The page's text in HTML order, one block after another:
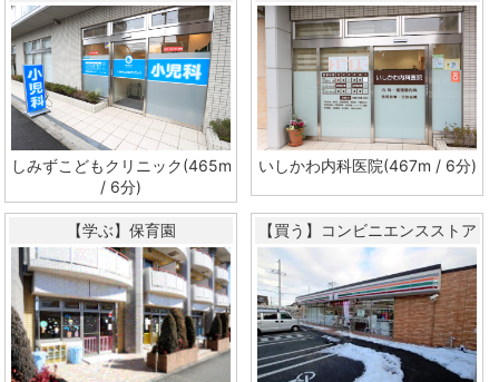
しみずこどもクリニック(465m
/ 6分)
いしかわ内科医院(467m / 6分)
【学ぶ】保育園 【買う】コンビニエンスストア